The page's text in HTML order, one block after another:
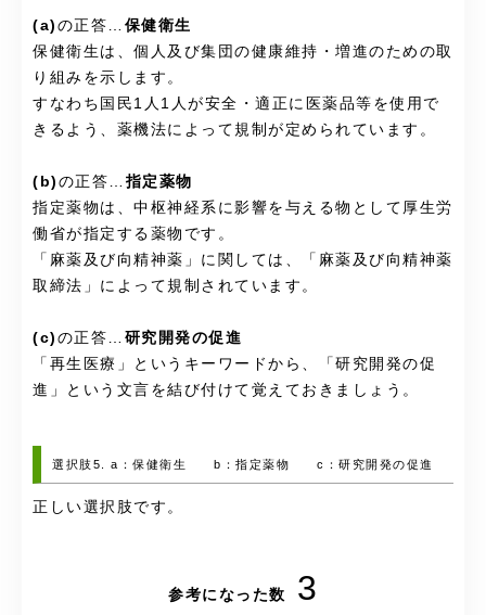
(a) の正答… 保健衛生
保健衛生は、個人及び集団の健康維持・増進のための取
り組みを示します。
すなわち国民1人1人が安全・適正に医薬品等を使用で
きるよう、薬機法によって規制が定められています。
(b) の正答… 指定薬物
指定薬物は、中枢神経系に影響を与える物として厚生労
働省が指定する薬物です。
「麻薬及び向精神薬」に関しては、「麻薬及び向精神薬
取締法」によって規制されています。
(c) の正答… 研究開発の促進
「再生医療」というキーワードから、「研究開発の促
進」という文言を結び付けて覚えておきましょう。
選択肢5. a：保健衛生 b：指定薬物 c：研究開発の促進
正しい選択肢です。
参考になった数 3